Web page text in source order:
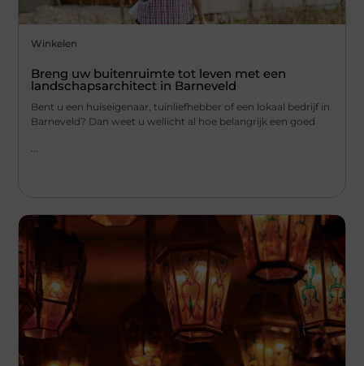
Winkelen
Breng uw buitenruimte tot leven met een
landschapsarchitect in Barneveld
Bent u een huiseigenaar, tuinliefhebber of een lokaal bedrijf in
Barneveld? Dan weet u wellicht al hoe belangrijk een goed